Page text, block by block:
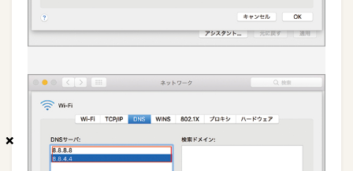
×
×
×